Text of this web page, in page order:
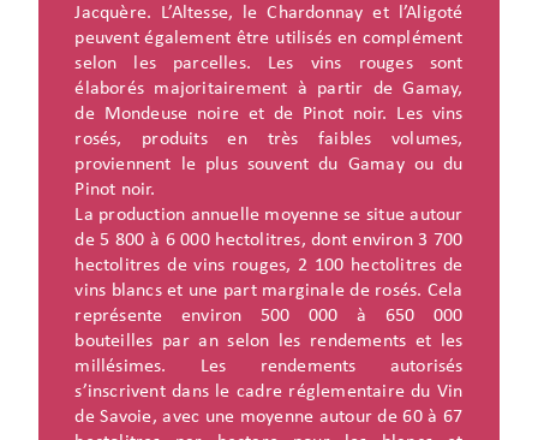
Jacquère. L’Altesse, le Chardonnay et l’Aligoté
peuvent également être utilisés en complément
selon les parcelles. Les vins rouges sont
élaborés majoritairement à partir de Gamay,
de Mondeuse noire et de Pinot noir. Les vins
rosés, produits en très faibles volumes,
proviennent le plus souvent du Gamay ou du
Pinot noir.
La production annuelle moyenne se situe autour
de 5 800 à 6 000 hectolitres, dont environ 3 700
hectolitres de vins rouges, 2 100 hectolitres de
vins blancs et une part marginale de rosés. Cela
représente environ 500 000 à 650 000
bouteilles par an selon les rendements et les
millésimes. Les rendements autorisés
s’inscrivent dans le cadre réglementaire du Vin
de Savoie, avec une moyenne autour de 60 à 67